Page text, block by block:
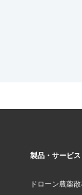
製品・サービス
ドローン農薬